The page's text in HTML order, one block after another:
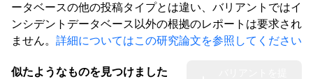
ータベースの他の投稿タイプとは違い、バリアントではイ
ンシデントデータベース以外の根拠のレポートは要求され
ません。 詳細についてはこの研究論文を参照してください
似たようなものを見つけました